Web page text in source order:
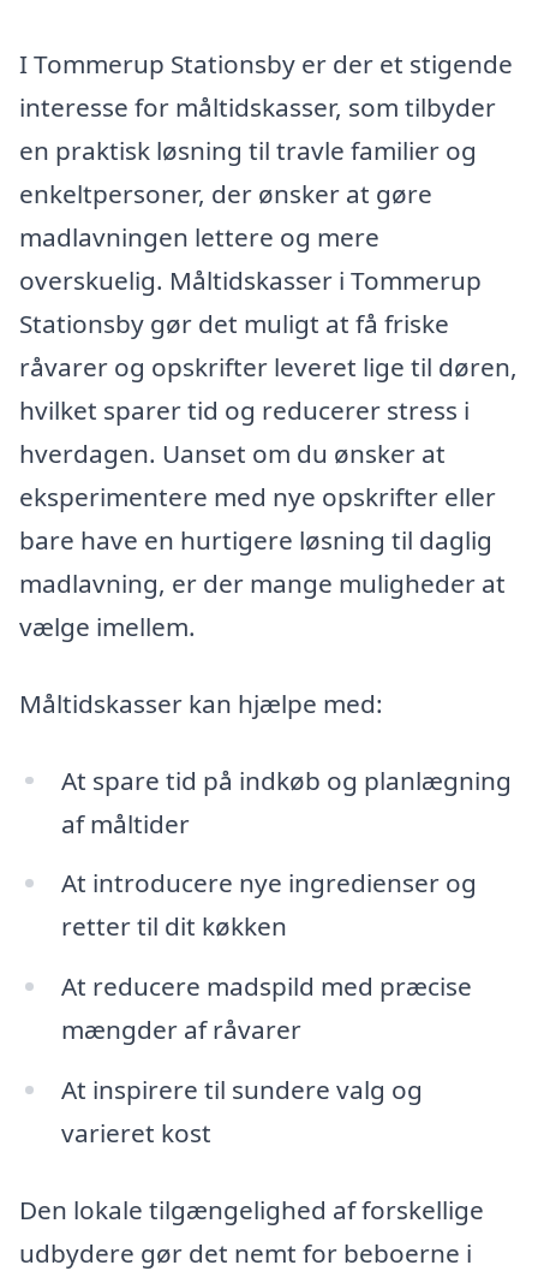
I Tommerup Stationsby er der et stigende
interesse for måltidskasser, som tilbyder
en praktisk løsning til travle familier og
enkeltpersoner, der ønsker at gøre
madlavningen lettere og mere
overskuelig. Måltidskasser i Tommerup
Stationsby gør det muligt at få friske
råvarer og opskrifter leveret lige til døren,
hvilket sparer tid og reducerer stress i
hverdagen. Uanset om du ønsker at
eksperimentere med nye opskrifter eller
bare have en hurtigere løsning til daglig
madlavning, er der mange muligheder at
vælge imellem.
Måltidskasser kan hjælpe med:
At spare tid på indkøb og planlægning
af måltider
At introducere nye ingredienser og
retter til dit køkken
At reducere madspild med præcise
mængder af råvarer
At inspirere til sundere valg og
varieret kost
Den lokale tilgængelighed af forskellige
udbydere gør det nemt for beboerne i